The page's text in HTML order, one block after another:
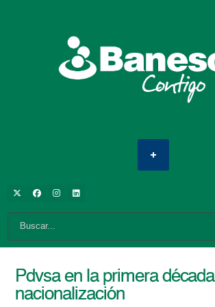
Pdvsa en la primera
nacionalización